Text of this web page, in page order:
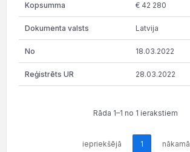
€ 42 280
Latvija
18.03.2022
28.03.2022
Rāda 1–1 no 1 ierakstiem
iepriekšējā 1 nākamā